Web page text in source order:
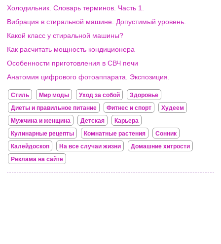
Холодильник. Словарь терминов. Часть 1.
Вибрация в стиральной машине. Допустимый уровень.
Какой класс у стиральной машины?
Как расчитать мощность кондиционера
Особенности приготовления в СВЧ печи
Анатомия цифрового фотоаппарата. Экспозиция.
Стиль Мир моды Уход за собой
Здоровье
Диеты и правильное питание
Фитнес и спорт
Худеем
Мужчина и женщина
Детская
Карьера
Кулинарные рецепты
Комнатные растения
Сонник
Калейдоскоп
На все случаи жизни
Домашние хитрости
Реклама на сайте